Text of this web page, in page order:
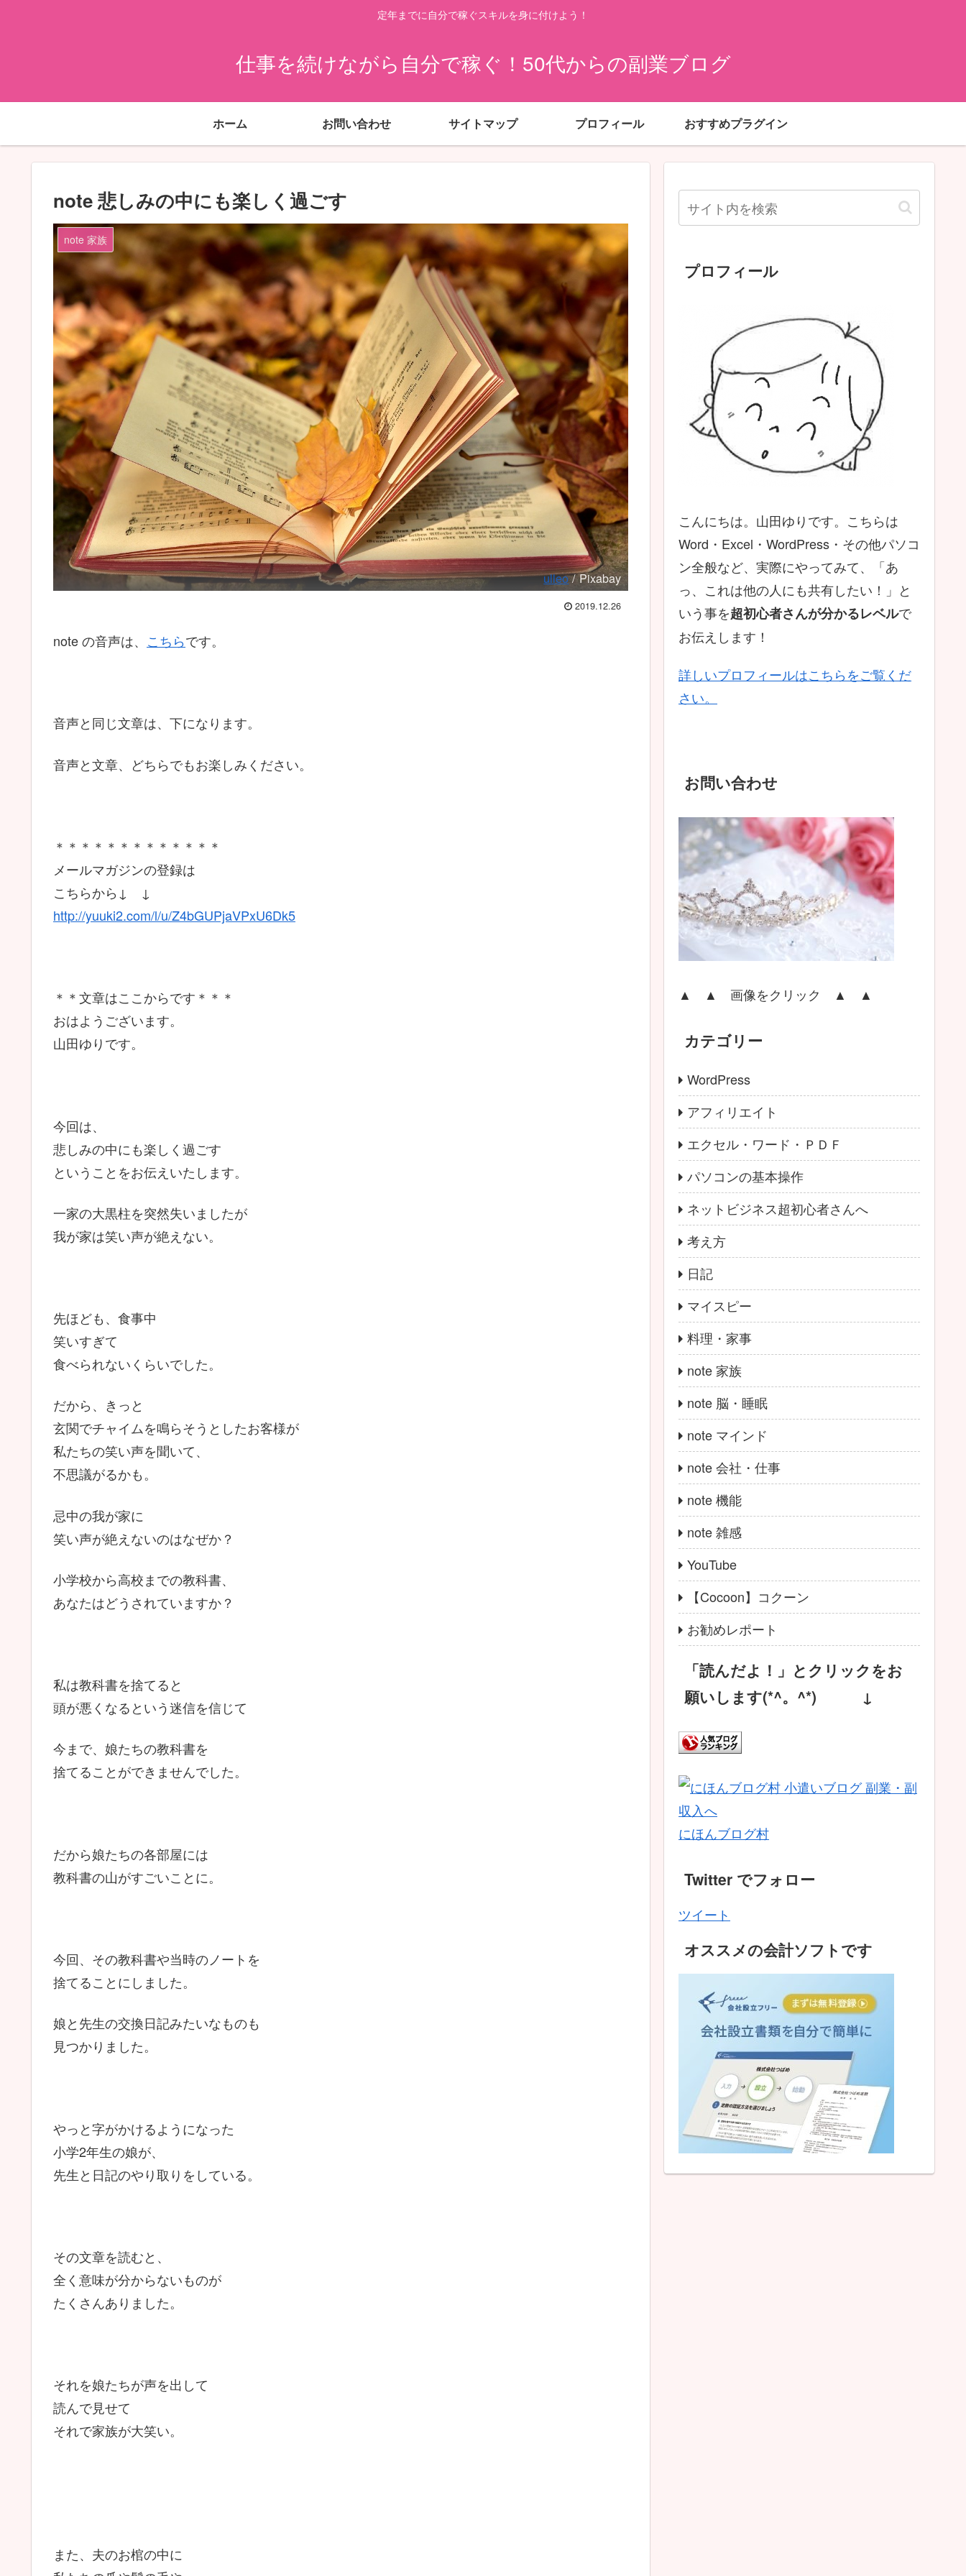
定年までに自分で稼ぐスキルを身に付けよう！
仕事を続けながら自分で稼ぐ！50代からの副業ブログ
ホーム お問い合わせ サイトマップ プロフィール おすすめプラグイン
note 悲しみの中にも楽しく過ごす
note 家族
ulleo/ Pixabay
2019.12.26
note の音声は、 こちらです。
音声と同じ文章は、下になります。
音声と文章、どちらでもお楽しみください。
＊＊＊＊＊＊＊＊＊＊＊＊＊
メールマガジンの登録は
こちらから↓ ↓
http://yuuki2.com/l/u/Z4bGUPjaVPxU6Dk5
＊＊文章はここからです＊＊＊
おはようございます。
山田ゆりです。
今回は、
悲しみの中にも楽しく過ごす
ということをお伝えいたします。
一家の大黒柱を突然失いましたが
我が家は笑い声が絶えない。
先ほども、食事中
笑いすぎて
食べられないくらいでした。
だから、きっと
玄関でチャイムを鳴らそうとしたお客様が
私たちの笑い声を聞いて、
不思議がるかも。
忌中の我が家に
笑い声が絶えないのはなぜか？
小学校から高校までの教科書、
あなたはどうされていますか？
私は教科書を捨てると
頭が悪くなるという迷信を信じて
今まで、娘たちの教科書を
捨てることができませんでした。
だから娘たちの各部屋には
教科書の山がすごいことに。
今回、その教科書や当時のノートを
捨てることにしました。
娘と先生の交換日記みたいなものも
見つかりました。
やっと字がかけるようになった
小学2年生の娘が、
先生と日記のやり取りをしている。
その文章を読むと、
全く意味が分からないものが
たくさんありました。
それを娘たちが声を出して
読んで見せて
それで家族が大笑い。
また、夫のお棺の中に
プロフィール
こんにちは。山田ゆりです。こちらは
Word・Excel・WordPress・その他パソコ
ン全般など、実際にやってみて、「あ
っ、これは他の人にも共有したい！」と
いう事を超初心者さんが分かるレベルで
お伝えします！
詳しいプロフィールはこちらをご覧くだ
さい。
お問い合わせ
▲ ▲ 画像をクリック ▲ ▲
カテゴリー
WordPress
アフィリエイト
エクセル・ワード・ＰＤＦ
パソコンの基本操作
ネットビジネス超初心者さんへ
考え方
日記
マイスピー
料理・家事
note 家族
note 脳・睡眠
note マインド
note 会社・仕事
note 機能
note 雑感
YouTube
【Cocoon】コクーン
お勧めレポート
「読んだよ！」とクリックをお
願いします(*^。^*) ↓
にほんブログ村
Twitter でフォロー
ツイート
オススメの会計ソフトです